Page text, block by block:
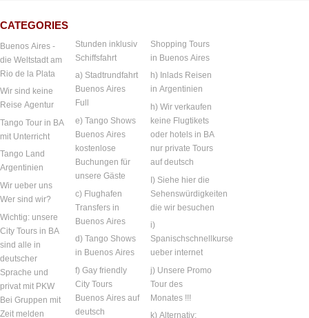
CATEGORIES
Buenos Aires -
die Weltstadt am
Rio de la Plata
Wir sind keine
Reise Agentur
Tango Tour in BA
mit Unterricht
Tango Land
Argentinien
Wir ueber uns
Wer sind wir?
Wichtig: unsere
City Tours in BA
sind alle in
deutscher
Sprache und
privat mit PKW
Bei Gruppen mit
Zeit melden
Stunden inklusiv
Schiffsfahrt
a) Stadtrundfahrt
Buenos Aires
Full
e) Tango Shows
Buenos Aires
kostenlose
Buchungen für
unsere Gäste
c) Flughafen
Transfers in
Buenos Aires
d) Tango Shows
in Buenos Aires
f) Gay friendly
City Tours
Buenos Aires auf
deutsch
Shopping Tours
in Buenos Aires
h) Inlads Reisen
in Argentinien
h) Wir verkaufen
keine Flugtikets
oder hotels in BA
nur private Tours
auf deutsch
I) Siehe hier die
Sehenswürdigkeiten
die wir besuchen
i)
Spanischschnellkurse
ueber internet
j) Unsere Promo
Tour des
Monates !!!
k) Alternativ: